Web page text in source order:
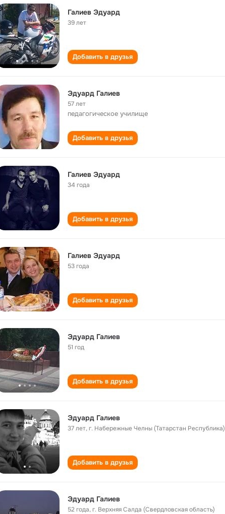
Галиев Эдуард
39 лет
Добавить в друзья
Эдуард Галиев
57 лет
педагогическое училище
Добавить в друзья
Галиев Эдуард
34 года
Добавить в друзья
Галиев Эдуард
53 года
Добавить в друзья
Эдуард Галиев
51 год
Добавить в друзья
Эдуард Галиев
37 лет,г. Набережные Челны (Татарстан Республика)
Добавить в друзья
Эдуард Галиев
52 года,г. Верхняя Салда (Свердловская область)